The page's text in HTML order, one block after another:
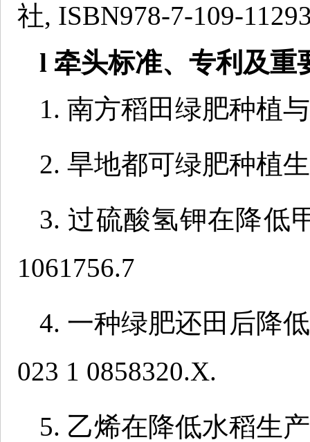
社, ISBN978-7-109-
l 牵头标准、专利及重
1. 南方稻田绿肥种植
2. 旱地都可绿肥种植
3. 过硫酸氢钾在降低
1061756.7
4. 一种绿肥还田后降
023 1 0858320.X.
5. 乙烯在降低水稻生